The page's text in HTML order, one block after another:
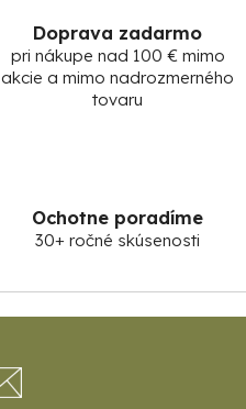
Doprava zadarmo
pri nákupe nad 100 € mimo
akcie a mimo nadrozmerného
tovaru
Ochotne poradíme
30+ ročné skúsenosti